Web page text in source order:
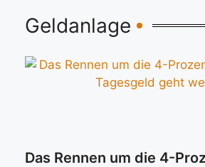
Geldanlage
Das Rennen um die 4-